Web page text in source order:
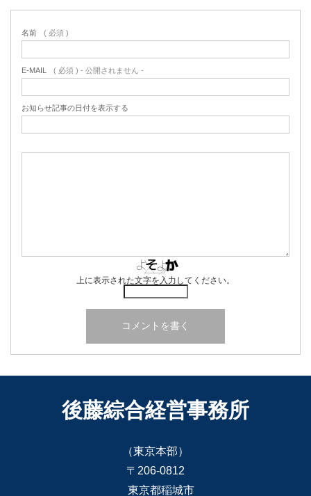
名前 ( 必須 )
E-MAIL ( 必須 ) - 公開されません -
お知らせ記事の日付を表示する
上に表示された文字を入力してください。
後藤綜合経営事務所
（東京本部）
〒206-0812
東京都稲城市